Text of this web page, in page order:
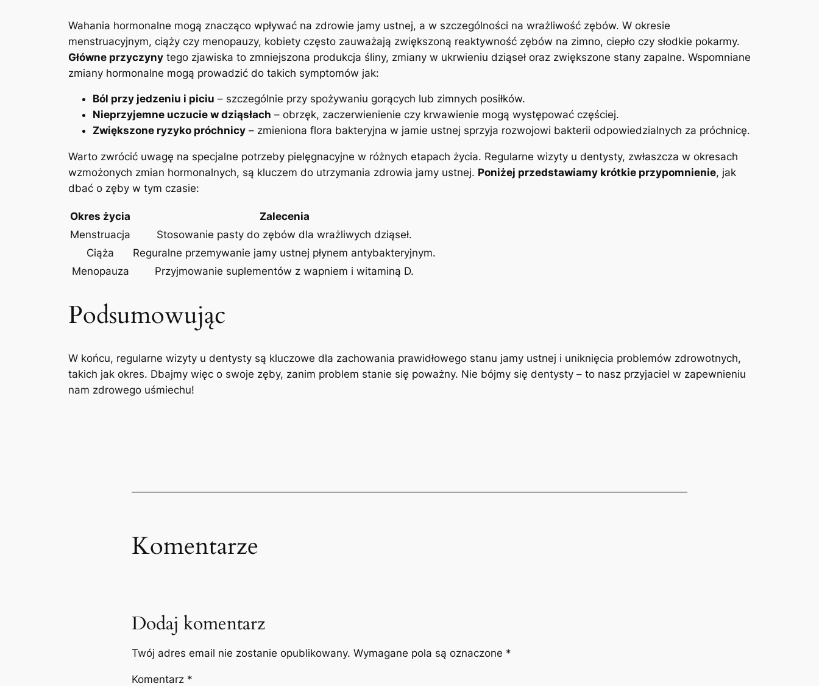
Wahania hormonalne mogą znacząco wpływać na zdrowie jamy ustnej, a w szczególności na wrażliwość zębów. W okresie
menstruacyjnym, ciąży czy menopauzy, kobiety często zauważają zwiększoną reaktywność zębów na zimno, ciepło czy słodkie pokarmy.
Główne przyczyny tego zjawiska to zmniejszona produkcja śliny, zmiany w ukrwieniu dziąseł oraz zwiększone stany zapalne. Wspomniane
zmiany hormonalne mogą prowadzić do takich symptomów jak:
Ból przy jedzeniu i piciu – szczególnie przy spożywaniu gorących lub zimnych posiłków.
Nieprzyjemne uczucie w dziąsłach – obrzęk, zaczerwienienie czy krwawienie mogą występować częściej.
Zwiększone ryzyko próchnicy – zmieniona flora bakteryjna w jamie ustnej sprzyja rozwojowi bakterii odpowiedzialnych za próchnicę.
Warto zwrócić uwagę na specjalne potrzeby pielęgnacyjne w różnych etapach życia. Regularne wizyty u dentysty, zwłaszcza w okresach
wzmożonych zmian hormonalnych, są kluczem do utrzymania zdrowia jamy ustnej. Poniżej przedstawiamy krótkie przypomnienie, jak
dbać o zęby w tym czasie:
Okres życia
Zalecenia
Menstruacja
Stosowanie pasty do zębów dla wrażliwych dziąseł.
Ciąża
Reguralne przemywanie jamy ustnej płynem antybakteryjnym.
Menopauza
Przyjmowanie suplementów z wapniem i witaminą D.
Podsumowując
W końcu, regularne wizyty u dentysty są kluczowe dla zachowania prawidłowego stanu jamy ustnej i uniknięcia problemów zdrowotnych,
takich jak okres. Dbajmy więc o swoje zęby, zanim problem stanie się poważny. Nie bójmy się dentysty – to nasz przyjaciel w zapewnieniu
nam zdrowego uśmiechu!
Komentarze
Dodaj komentarz
Twój adres email nie zostanie opublikowany. Wymagane pola są oznaczone *
Komentarz *